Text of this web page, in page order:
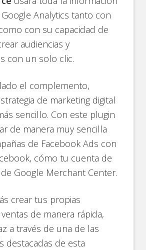
Analytics tanto con
con su capacidad de
audiencias y
con un solo clic.
el complemento,
de marketing digital
sencillo. Con este plugin
de manera muy sencilla
de Facebook Ads con
cómo tu cuenta de
Google Merchant Center.
crear tus propias
de manera rápida,
a través de una de las
destacadas de esta